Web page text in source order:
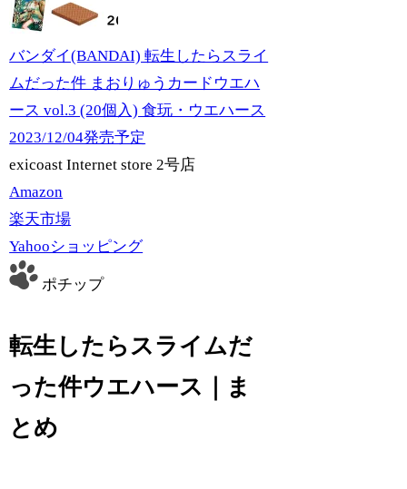
バンダイ(BANDAI) 転生したらスライ
ムだった件 まおりゅうカードウエハ
ース vol.3 (20個入) 食玩・ウエハース
2023/12/04発売予定
exicoast Internet store 2号店
Amazon
楽天市場
Yahooショッピング
ポチップ
転生したらスライムだ
った件ウエハース｜ま
とめ